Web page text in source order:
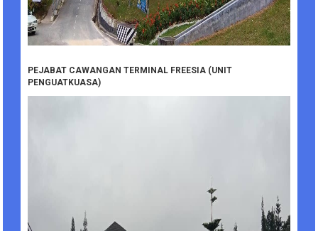
PEJABAT CAWANGAN TERMINAL FREESIA (UNIT
PENGUATKUASA)